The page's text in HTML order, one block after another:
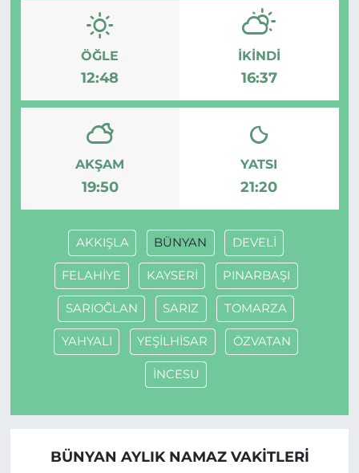
ÖĞLE
12:48
İKINDI
16:37
AKŞAM
19:50
YATSI
21:20
AKKIŞLA BÜNYAN DEVELİ
FELAHİYE KAYSERİ PINARBAŞI
SARIOĞLAN SARIZ TOMARZA
YAHYALI YEŞİLHİSAR ÖZVATAN
İNCESU
BÜNYAN AYLIK NAMAZ VAKITLERI